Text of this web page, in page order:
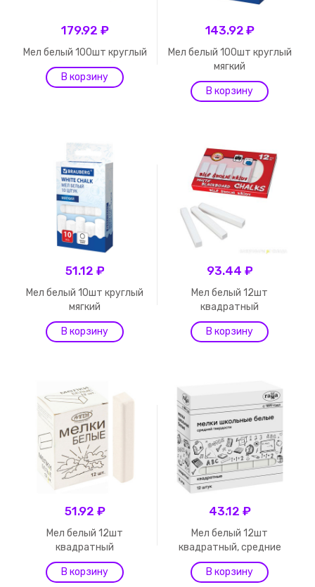
179.92 ₽
Мел белый 100шт круглый
143.92 ₽
Мел белый 100шт круглый
мягкий
51.12 ₽
Мел белый 10шт круглый
мягкий
93.44 ₽
Мел белый 12шт
квадратный
51.92 ₽
Мел белый 12шт
квадратный
43.12 ₽
Мел белый 12шт
квадратный, средние